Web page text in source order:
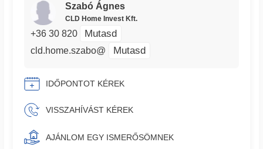
Szabó Ágnes
CLD Home Invest Kft.
+36 30 820 Mutasd
cld.home.szabo@ Mutasd
IDŐPONTOT KÉREK
VISSZAHÍVÁST KÉREK
AJÁNLOM EGY ISMERŐSÖMNEK